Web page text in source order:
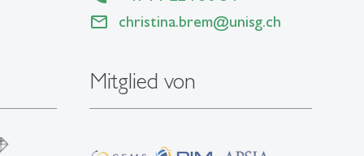
christina.brem@unisg.ch
Mitglied von